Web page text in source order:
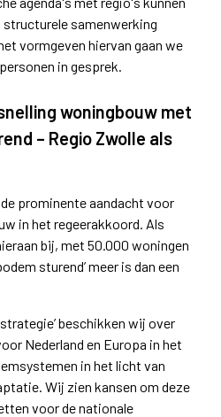
structurele samenwerking
vormgeven hiervan gaan we
in gesprek.
woningbouw met
– Regio Zwolle als
prominente aandacht voor
in het regeerakkoord. Als
bij, met 50.000 woningen
sturend’ meer is dan een
beschikken wij over
Nederland en Europa in het
in het licht van
Wij zien kansen om deze
voor de nationale